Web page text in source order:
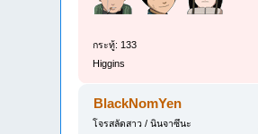
กระทู้: 133
Higgins
BlackNomYen
โจรสลัดสาว / นินจาซึนะ